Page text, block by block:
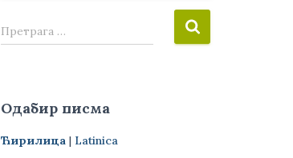
П
р
а
а
Претрага …
Одабир писма
Ћирилица | Latinica